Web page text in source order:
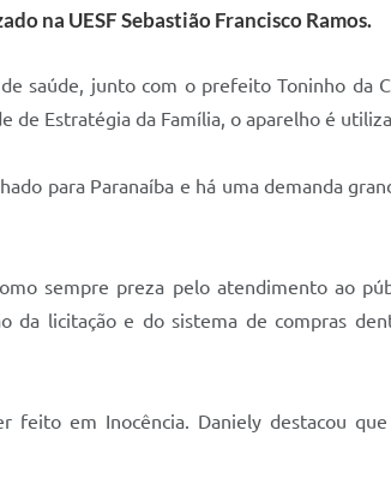
na UESF Sebastião Francisco Ramos.
saúde, junto com o prefeito Toninho da
Estratégia da Família, o aparelho é
para Paranaíba e há uma demanda
sempre preza pelo atendimento ao
licitação e do sistema de compras
feito em Inocência. Daniely destacou